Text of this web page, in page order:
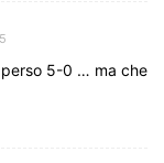
5-0 … ma che